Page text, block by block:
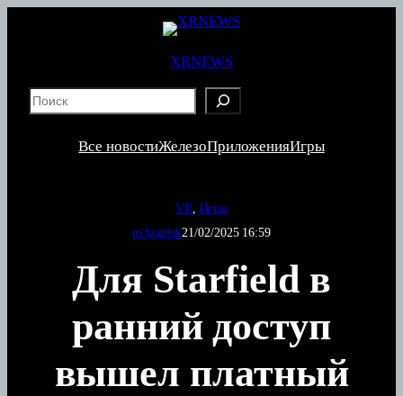
XRNEWS
Все новостиЖелезоПриложенияИгры
VR Игры
m3gagluk21/02/2025 16:59
Для Starfield в
ранний доступ
вышел платный